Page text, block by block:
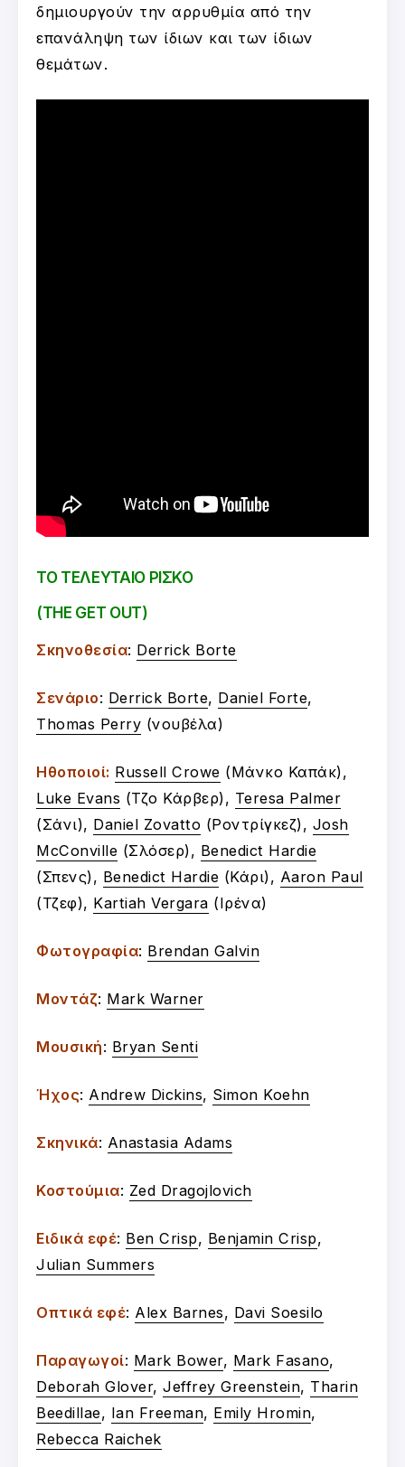
δημιουργούν την αρρυθμία από την
επανάληψη των ίδιων και των ίδιων
θεμάτων.
ΤΟ ΤΕΛΕΥΤΑΙΟ ΡΙΣΚΟ
(THE GET OUT)
Σκηνοθεσία: Derrick Borte
Σενάριο: Derrick Borte, Daniel Forte,
Thomas Perry (νουβέλα)
Ηθοποιοί: Russell Crowe (Μάνκο Καπάκ),
Luke Evans (Τζο Κάρβερ), Teresa Palmer
(Σάνι), Daniel Zovatto (Ροντρίγκεζ), Josh
McConville (Σλόσερ), Benedict Hardie
(Σπενς), Benedict Hardie (Κάρι), Aaron Paul
(Τζεφ), Kartiah Vergara (Ιρένα)
Φωτογραφία: Brendan Galvin
Μοντάζ: Mark Warner
Μουσική: Bryan Senti
Ήχος: Andrew Dickins, Simon Koehn
Σκηνικά: Anastasia Adams
Κοστούμια: Zed Dragojlovich
Ειδικά εφέ: Ben Crisp, Benjamin Crisp,
Julian Summers
Οπτικά εφέ: Alex Barnes, Davi Soesilo
Παραγωγοί: Mark Bower, Mark Fasano,
Deborah Glover, Jeffrey Greenstein, Tharin
Beedillae, Ian Freeman, Emily Hromin,
Rebecca Raichek